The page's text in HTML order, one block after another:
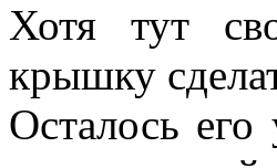
Хотя тут
крышку
Осталось его